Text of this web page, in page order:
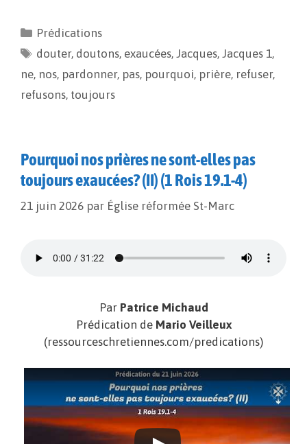
b
o
l
L
i
n
a
g
Prédications
douter, doutons, exaucées, Jacques, Jacques 1,
ne, nos, pardonner, pas, pourquoi, prière, refuser,
refusons, toujours
Pourquoi nos prières ne sont-elles pas
toujours exaucées? (II) (1 Rois 19.1-4)
21 juin 2026 par Église réformée St-Marc
Par Patrice Michaud
Prédication de Mario Veilleux
(ressourceschretiennes.com/predications)